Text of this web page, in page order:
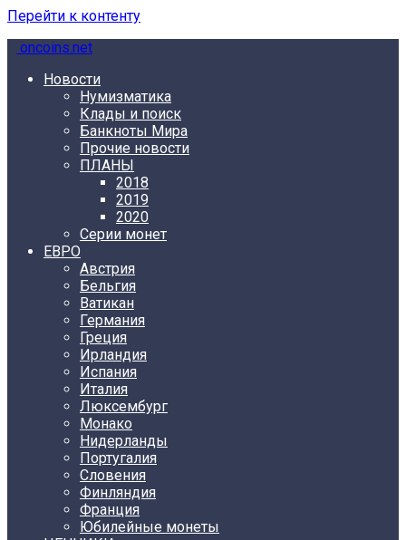
Перейти к контенту
oncoins.net
Новости
Нумизматика
Клады и поиск
Банкноты Мира
Прочие новости
ПЛАНЫ
2018
2019
2020
Серии монет
ЕВРО
Австрия
Бельгия
Ватикан
Германия
Греция
Ирландия
Испания
Италия
Люксембург
Монако
Нидерланды
Португалия
Словения
Финляндия
Франция
Юбилейные монеты